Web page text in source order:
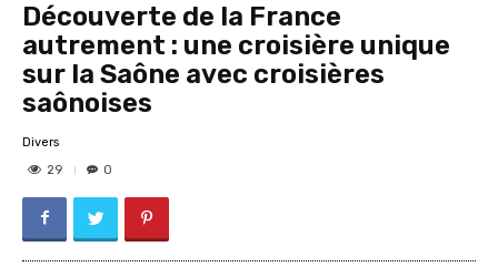
Découverte de la France
autrement : une croisière unique
sur la Saône avec croisières
saônoises
Divers
29
0